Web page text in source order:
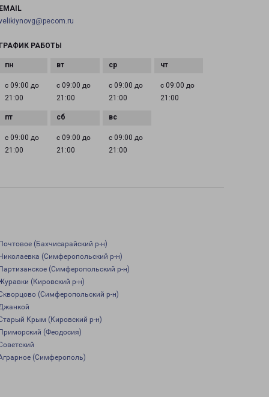
РАБОТЫ
с 09:00 до
21:00
с 09:00 до
21:00
с 09:00 до
21:00
с 09:00 до
21:00
с 09:00 до
21:00
с 09:00 до
21:00
с 09:00 до
21:00
(Бахчисарайский р-н)
(Симферопольский р-н)
(Симферопольский р-н)
(Кировский р-н)
(Симферопольский р-н)
Крым (Кировский р-н)
(Феодосия)
(Симферополь)